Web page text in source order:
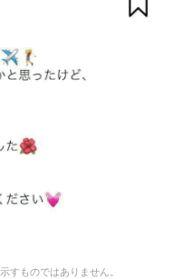
すものではありません。